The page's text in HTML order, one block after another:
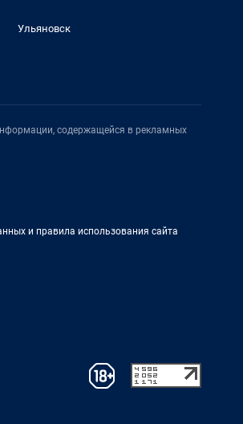
Ульяновск
содержащейся в рекламных
и правила использования сайта